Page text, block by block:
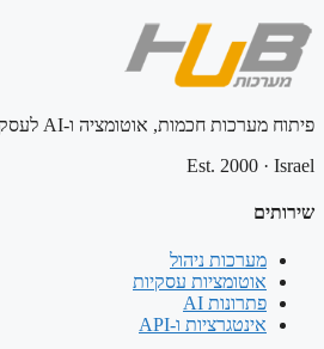
פיתוח מערכות חכמות, אוטומציה ו-AI לעסקים בישראל. מאז שנת 2000.
Est. 2000 · Israel
שירותים
מערכות ניהול
אוטומציות עסקיות
פתרונות AI
אינטגרציות ו-API